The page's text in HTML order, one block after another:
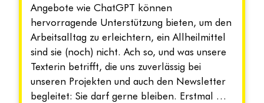
Angebote wie ChatGPT können
hervorragende Unterstützung bieten, um den
Arbeitsalltag zu erleichtern, ein Allheilmittel
sind sie (noch) nicht. Ach so, und was unsere
Texterin betrifft, die uns zuverlässig bei
unseren Projekten und auch den Newsletter
begleitet: Sie darf gerne bleiben. Erstmal …